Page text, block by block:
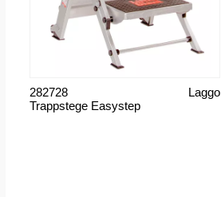
Trappstege Easystep
Laggo
282728